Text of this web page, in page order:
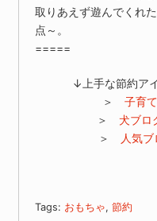
取りあえず遊んでくれ
点～。
=====
↓上手な節約ア
＞ 子育
＞ 犬ブロ
＞
人気
Tags: おもちゃ,節約